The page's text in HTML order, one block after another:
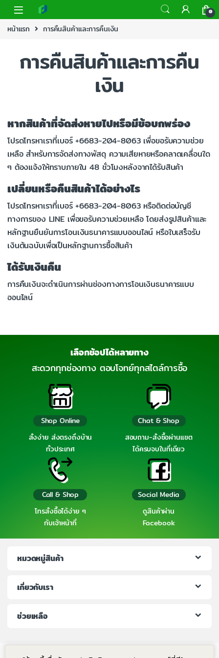
0
หน้าแรก การคืนสินค้าและการคืนเงิน
การคืนสินค้าและการคืน
เงิน
หากสินค้าที่จัดส่งหายไปหรือมีข้อบกพร่อง
โปรดโทรหาเราที่เบอร์ +6683-204-8063 เพื่อขอรับความช่วย
เหลือ สำหรับการจัดส่งทางพัสดุ ความเสียหายหรือคลาดเคลื่อนใด
ๆ ต้องแจ้งให้ทราบภายใน 48 ชั่วโมงหลังจากได้รับสินค้า
เปลี่ยนหรือคืนสินค้าได้อย่างไร
โปรดโทรหาเราที่เบอร์ +6683-204-8063 หรือติดต่อบัญชี
ทางการของ LINE เพื่อขอรับความช่วยเหลือ โดยส่งรูปสินค้าและ
หลักฐานยืนยันการโอนเงินธนาคารแบบออนไลน์ หรือใบเสร็จรับ
เงินต้นฉบับเพื่อเป็นหลักฐานการซื้อสินค้า
ได้รับเงินคืน
การคืนเงินจะดำเนินการผ่านช่องทางการโอนเงินธนาคารแบบ
ออนไลน์
เลือกช้อปได้หลายทาง
สะดวกทุกช่องทาง ตอบโจทย์ทุกสไตล์การซื้อ
Shop Online
สั่งง่าย ส่งตรงถึงบ้าน
ทั่วประเทศ
Chat & Shop
สอบถาม-สั่งซื้อผ่านแชต
ได้ครบจบในที่เดียว
Call & Shop
โทรสั่งซื้อได้ง่าย ๆ
กับเจ้าหน้าที่
Social Media
ดูสินค้าผ่าน
Facebook
หมวดหมู่สินค้า
เกี่ยวกับเรา
ช่วยเหลือ